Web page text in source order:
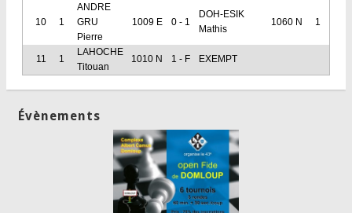
10 1
ANDRE
GRU
Pierre
1009 E 0 - 1
DOH-ESIK
Mathis
1060 N 1
11 1
LAHOCHE
Titouan
1010 N 1 - F EXEMPT
Évènements